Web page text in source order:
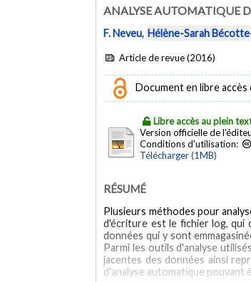
ANALYSE AUTOMATIQUE
F. Neveu, Hélène-Sarah
Article de revue (2016)
Document en libre
Libre accès au plein
Version officielle de
Conditions d'utilisation:
Télécharger (1MB)
RÉSUMÉ
Plusieurs méthodes pour
d'écriture est le fichier log, qui
données qui y sont
Parmi les outils d'analyse
jacentes des données ainsi
d'analyse automatique